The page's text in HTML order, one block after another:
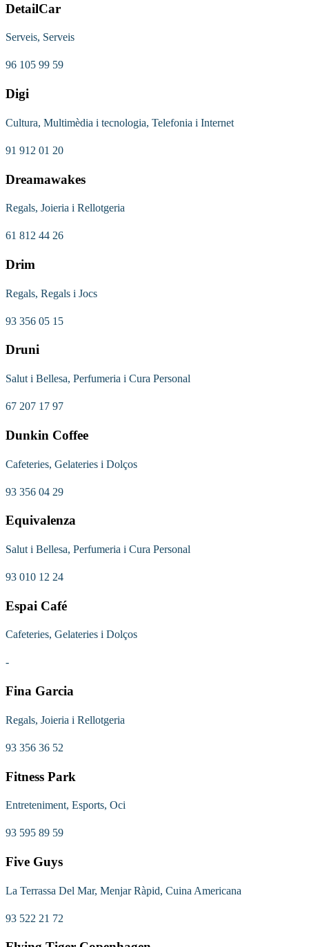
DetailCar
Serveis, Serveis
96 105 99 59
Digi
Cultura, Multimèdia i tecnologia, Telefonia i Internet
91 912 01 20
Dreamawakes
Regals, Joieria i Rellotgeria
61 812 44 26
Drim
Regals, Regals i Jocs
93 356 05 15
Druni
Salut i Bellesa, Perfumeria i Cura Personal
67 207 17 97
Dunkin Coffee
Cafeteries, Gelateries i Dolços
93 356 04 29
Equivalenza
Salut i Bellesa, Perfumeria i Cura Personal
93 010 12 24
Espai Café
Cafeteries, Gelateries i Dolços
-
Fina Garcia
Regals, Joieria i Rellotgeria
93 356 36 52
Fitness Park
Entreteniment, Esports, Oci
93 595 89 59
Five Guys
La Terrassa Del Mar, Menjar Ràpid, Cuina Americana
93 522 21 72